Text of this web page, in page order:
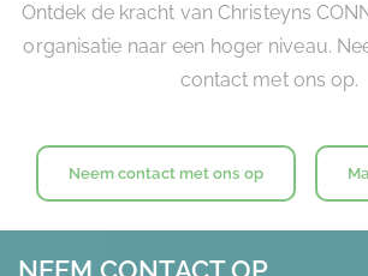
Ontdek de kracht van Christeyns
organisatie naar een hoger niveau.
contact met ons op.
Neem contact met ons op